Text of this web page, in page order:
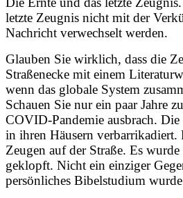
letzte Zeugnis nicht mit der
Nachricht verwechselt werden.
Glauben Sie wirklich, dass die
Straßenecke mit einem
wenn das globale System
Schauen Sie nur ein paar Jahre
COVID-Pandemie ausbrach. Die
in ihren Häusern verbarrikadiert.
Zeugen auf der Straße. Es
geklopft. Nicht ein einziger
persönliches Bibelstudium